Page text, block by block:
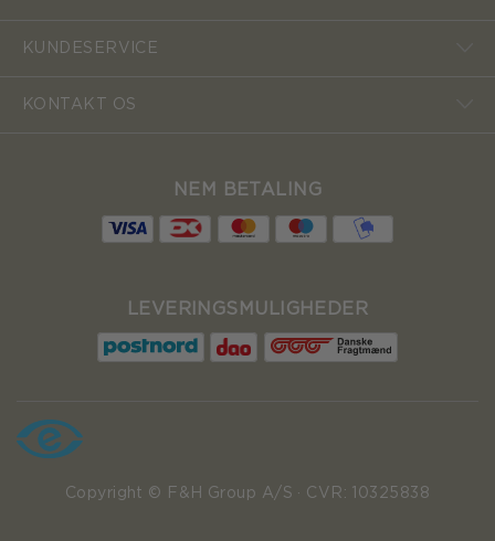
KUNDESERVICE
KONTAKT OS
NEM BETALING
LEVERINGSMULIGHEDER
Copyright © F&H Group A/S · CVR: 10325838